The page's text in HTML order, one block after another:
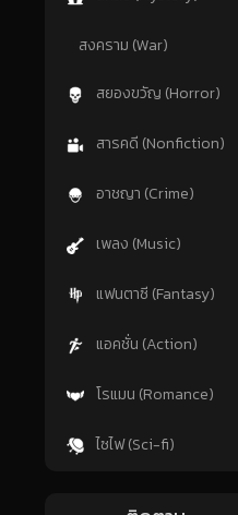
สงคราม (War)
สยองขวัญ (Horror)
สารคดี (Nonfiction)
อาชญา (Crime)
เพลง (Music)
แฟนตาซี (Fantasy)
แอคชั่น (Action)
โรแมน (Romance)
ไซไฟ (Sci-fi)